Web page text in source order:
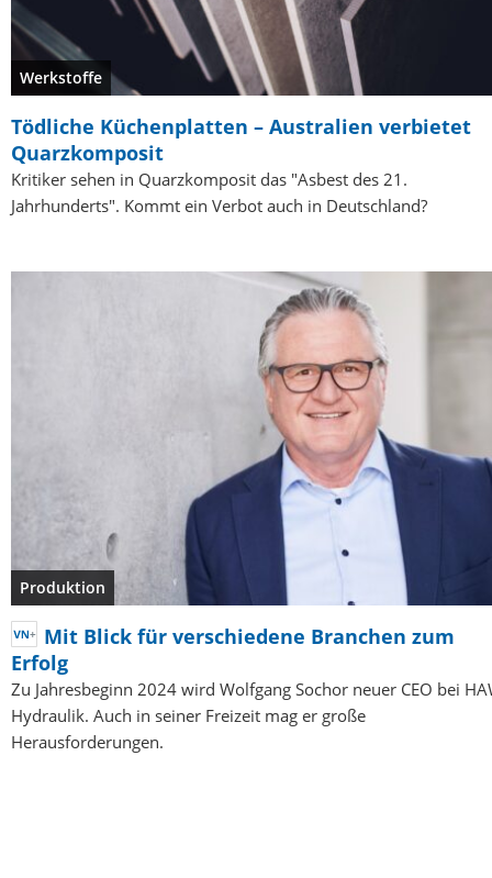
Werkstoffe
Tödliche Küchenplatten – Australien verbietet
Quarzkomposit
Kritiker sehen in Quarzkomposit das "Asbest des 21.
Jahrhunderts". Kommt ein Verbot auch in Deutschland?
Produktion
Mit Blick für verschiedene Branchen zum
Erfolg
Zu Jahresbeginn 2024 wird Wolfgang Sochor neuer CEO bei
Hydraulik. Auch in seiner Freizeit mag er große
Herausforderungen.